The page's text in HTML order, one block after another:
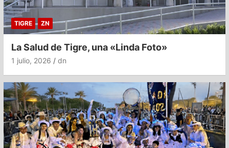
TIGRE ZN
La Salud de Tigre, una «Linda Foto»
1 julio, 2026 dn